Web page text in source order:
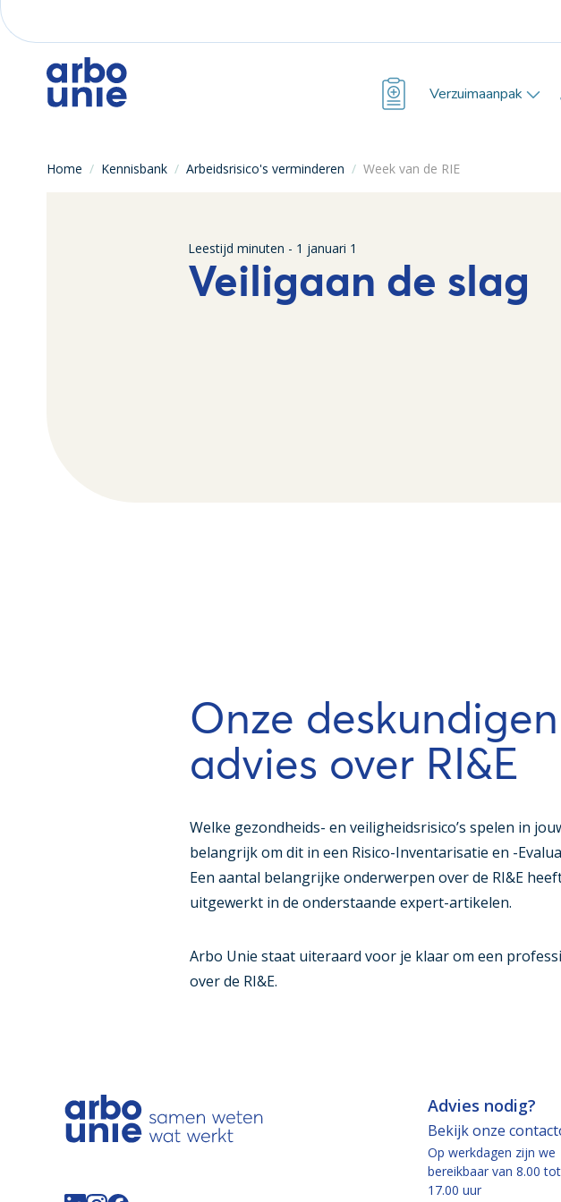
Verzuimaanpak
Home / Kennisbank / Arbeidsrisico's verminderen / Week van de RIE
Leestijdminuten - 1 januari 1
Veiligaan de slag
Onze
advies over RI&E
Welke gezondheids- en veiligheidsrisico’s spelen in
belangrijk om dit in een Risico-Inventarisatie en -
Een aantal belangrijke onderwerpen over de RI&E
uitgewerkt in de onderstaande expert-artikelen.
Arbo Unie staat uiteraard voor je klaar om een
over de RI&E.
Volg de Arbo Unie op LinkedIn
Volg de Arbo Unie op Instagram
Advies nodig?
Bekijk onze
Op werkdagen zijn we
bereikbaar van 8.00 tot
17.00 uur